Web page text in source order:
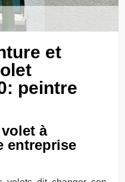
et
peintre
à
entreprise